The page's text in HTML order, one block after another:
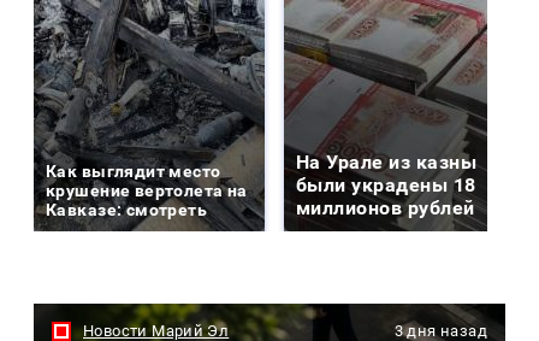
Как выглядит место
крушение вертолета на
Кавказе: смотреть
На Урале из казны
были украдены 18
миллионов рублей
Новости Марий Эл 3 дня назад